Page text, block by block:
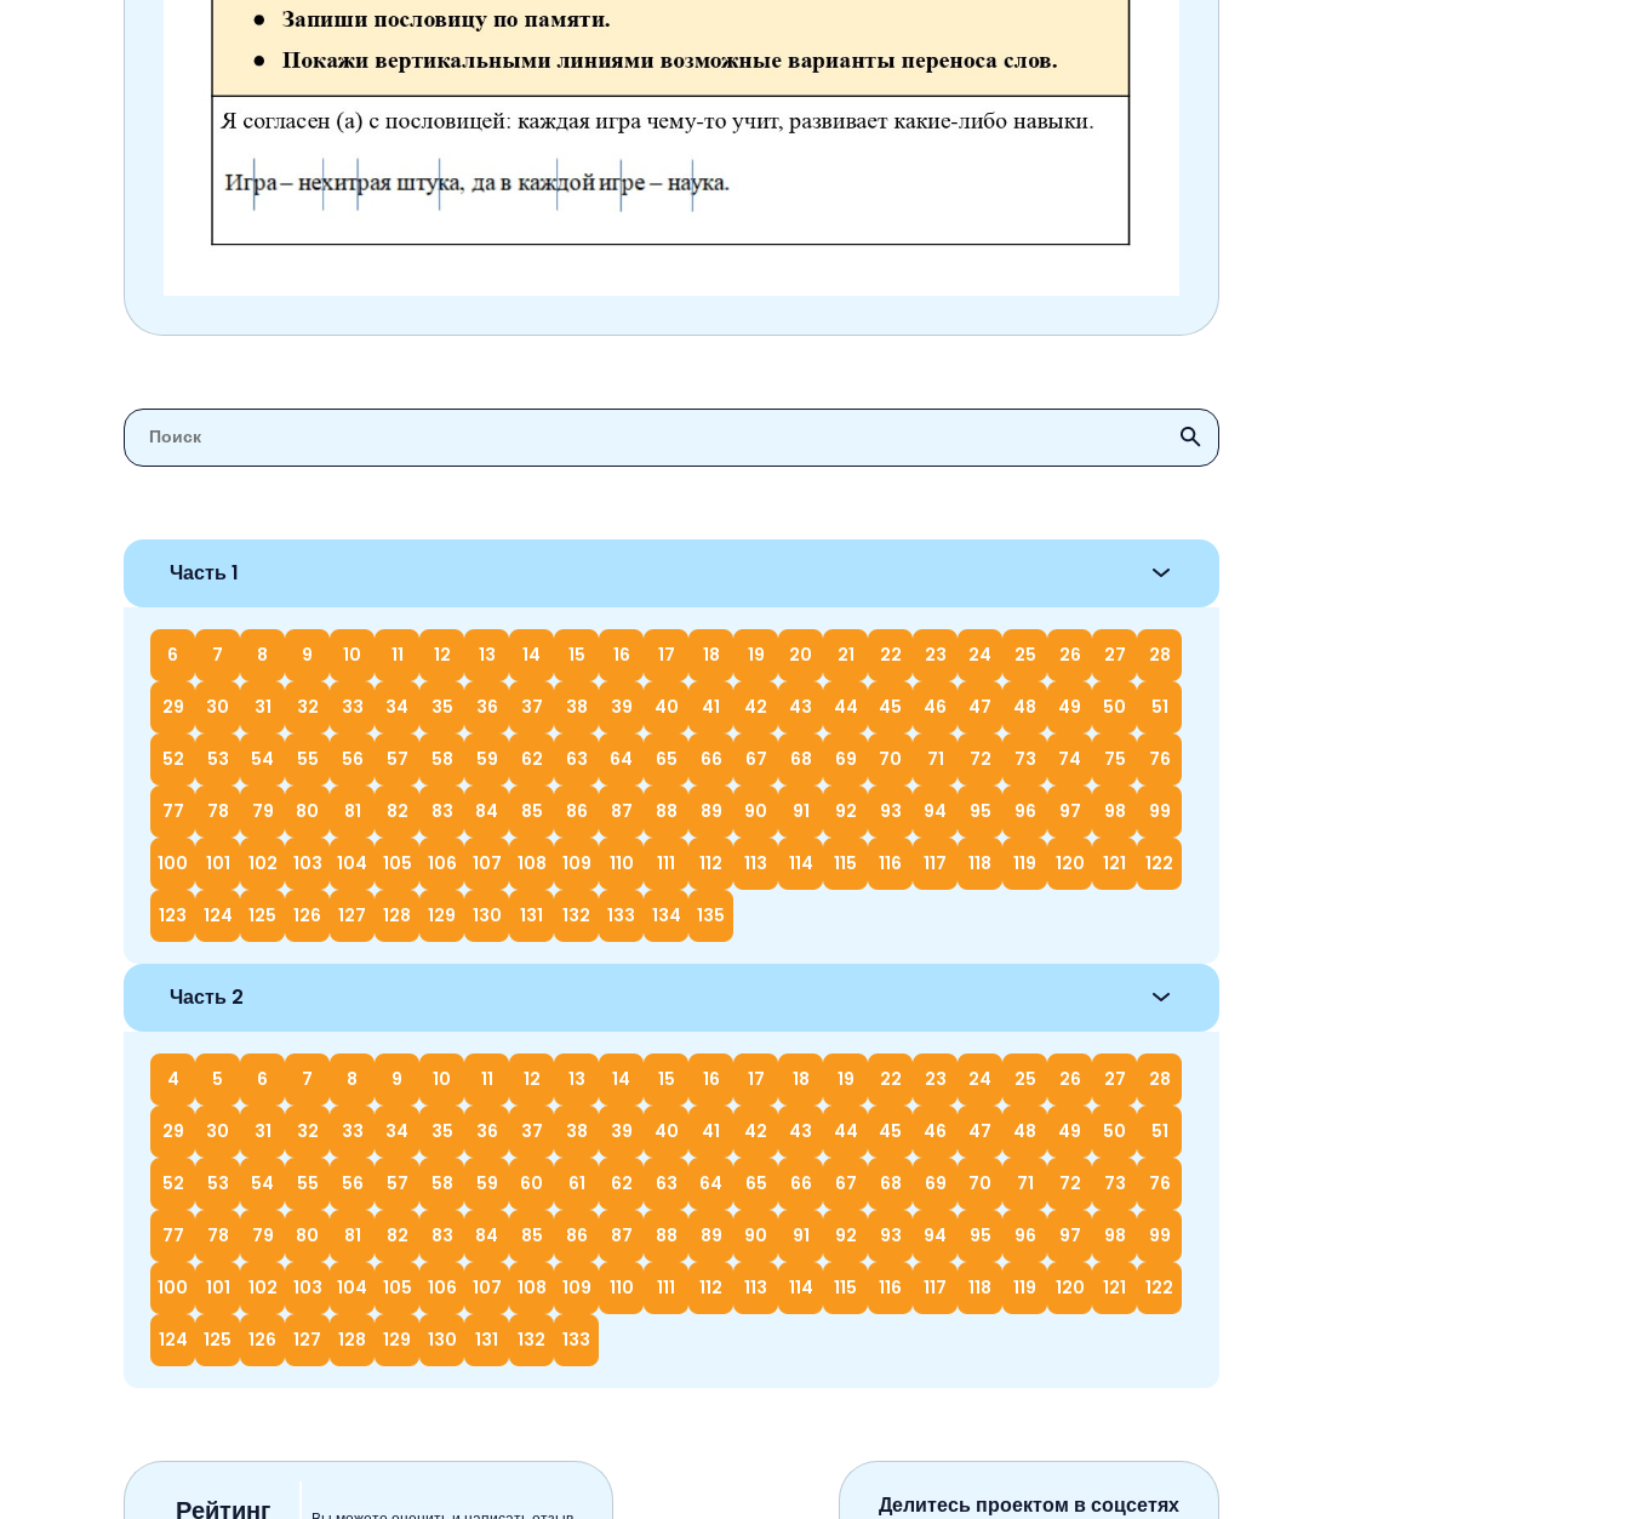
Часть 1
6 7 8 9 10 11 12 13 14 15 16 17 18 19 20 21 22 23 24 25 26 27 28
29 30 31 32 33 34 35 36 37 38 39 40 41 42 43 44 45 46 47 48 49 50 51
52 53 54 55 56 57 58 59 62 63 64 65 66 67 68 69 70 71 72 73 74 75 76
77 78 79 80 81 82 83 84 85 86 87 88 89 90 91 92 93 94 95 96 97 98 99
100 101 102 103 104 105 106 107 108 109 110 111 112 113 114 115 116 117 118 119 120 121 122
123 124 125 126 127 128 129 130 131 132 133 134 135
Часть 2
4 5 6 7 8 9 10 11 12 13 14 15 16 17 18 19 22 23 24 25 26 27 28
29 30 31 32 33 34 35 36 37 38 39 40 41 42 43 44 45 46 47 48 49 50 51
52 53 54 55 56 57 58 59 60 61 62 63 64 65 66 67 68 69 70 71 72 73 76
77 78 79 80 81 82 83 84 85 86 87 88 89 90 91 92 93 94 95 96 97 98 99
100 101 102 103 104 105 106 107 108 109 110 111 112 113 114 115 116 117 118 119 120 121 122
124 125 126 127 128 129 130 131 132 133
Рейтинг Делитесь проектом в соцсетях